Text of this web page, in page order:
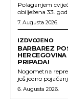
Polaganjem
obilježena 33.
7. Augusta 2026.
IZDVOJENO
BARBAREZ
PRIPADA!
Nogometna
još jedno
6. Augusta 2026.